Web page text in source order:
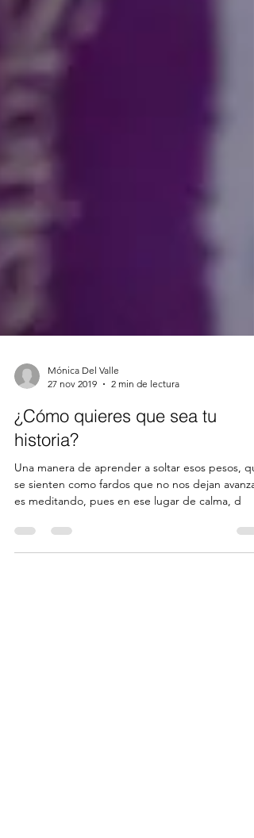
27 nov 2019
2 min de lectura
¿Cómo quieres que sea tu
historia?
Una manera de aprender a soltar esos pesos,
es meditando, pues en ese lugar de calma, d